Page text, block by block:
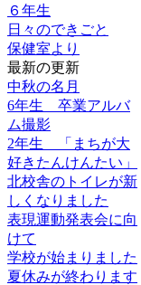
６年生
日々のできごと
保健室より
最新の更新
中秋の名月
6年生 卒業アルバ
ム撮影
2年生 「まちが大
好きたんけんたい」
北校舎のトイレが新
しくなりました
表現運動発表会に向
けて
学校が始まりました
夏休みが終わります